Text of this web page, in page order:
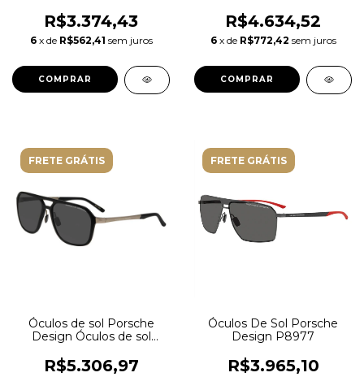
R$3.374,43
6 x de R$562,41 sem juros
R$4.634,52
6 x de R$772,42 sem juros
FRETE GRÁTIS
Óculos de sol Porsche
Design Óculos de sol
R$5.306,97
FRETE GRÁTIS
Óculos De Sol Porsche
Design P8977
R$3.965,10